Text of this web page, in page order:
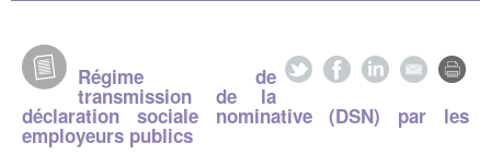
Régime de
transmission de la
déclaration sociale nominative (DSN) par les
employeurs publics